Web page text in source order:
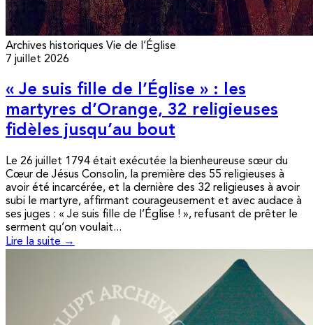
Archives historiques Vie de l’Église
7 juillet 2026
« Je suis fille de l’Église » : les
martyres d’Orange, 32 religieuses
fidèles jusqu’au bout
Le 26 juillet 1794 était exécutée la bienheureuse sœur du
Cœur de Jésus Consolin, la première des 55 religieuses à
avoir été incarcérée, et la dernière des 32 religieuses à avoir
subi le martyre, affirmant courageusement et avec audace à
ses juges : « Je suis fille de l’Église ! », refusant de prêter le
serment qu’on voulait...
Lire la suite →